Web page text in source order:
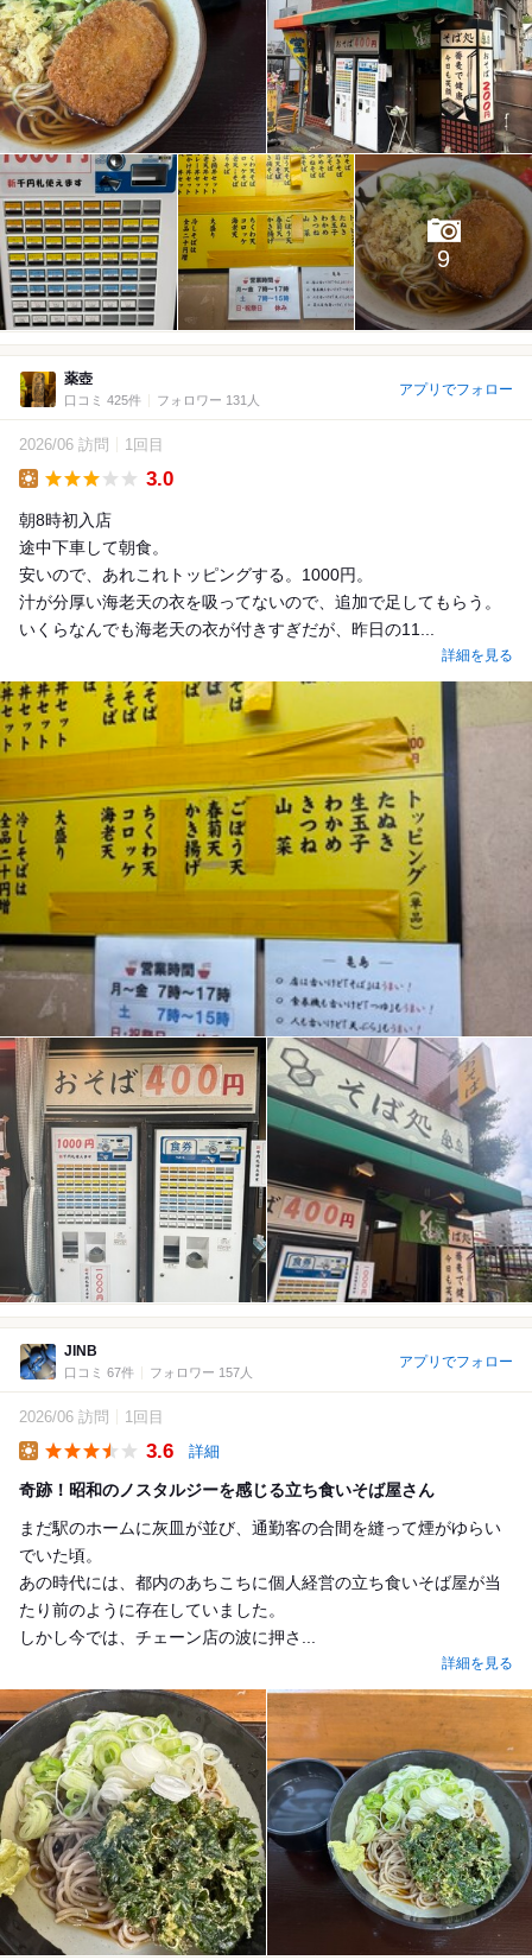
9
薬壺
口コミ 425件 フォロワー 131人
アプリでフォロー
2026/06 訪問 1回目
3.0
朝8時初入店
途中下車して朝食。
安いので、あれこれトッピングする。1000円。
汁が分厚い海老天の衣を吸ってないので、追加で足してもらう。
いくらなんでも海老天の衣が付きすぎだが、昨日の11...
詳細を見る
JINB
口コミ 67件 フォロワー 157人
アプリでフォロー
2026/06 訪問 1回目
3.6 詳細
奇跡！昭和のノスタルジーを感じる立ち食いそば屋さん
まだ駅のホームに灰皿が並び、通勤客の合間を縫って煙がゆらい
でいた頃。
あの時代には、都内のあちこちに個人経営の立ち食いそば屋が当
たり前のように存在していました。
しかし今では、チェーン店の波に押さ...
詳細を見る